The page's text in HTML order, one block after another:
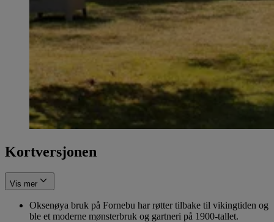
Kortversjonen
Vis mer
Oksenøya bruk på Fornebu har røtter tilbake til vikingtiden og
ble et moderne mønsterbruk og gartneri på 1900-tallet.